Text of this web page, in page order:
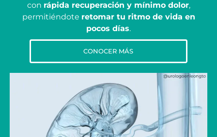
con rápida recuperación y mínimo dolor,
permitiéndote retomar tu ritmo de vida en
pocos días.
CONOCER MÁS